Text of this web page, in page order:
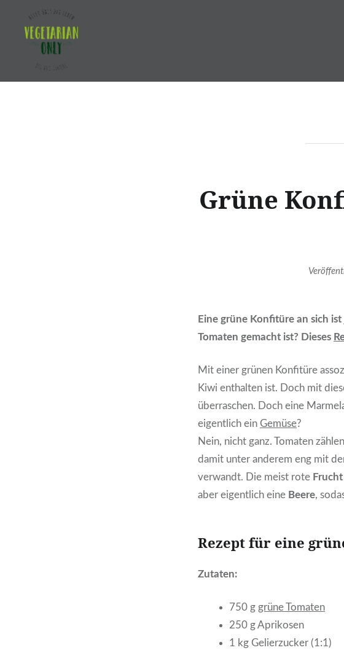
Vegetarian Only
Grüne
Eine grüne Konfitüre an sich
Tomaten gemacht ist? Dieses
Mit einer grünen Konfitüre
Kiwi enthalten ist. Doch mit
überraschen. Doch eine
eigentlich ein Gemüse?
Nein, nicht ganz. Tomaten
damit unter anderem eng mit
verwandt. Die meist rote Frucht
aber eigentlich eine Beere,
Rezept für eine
Zutaten:
750 g grüne Tomaten
250 g Aprikosen
1 kg Gelierzucker (1:1)